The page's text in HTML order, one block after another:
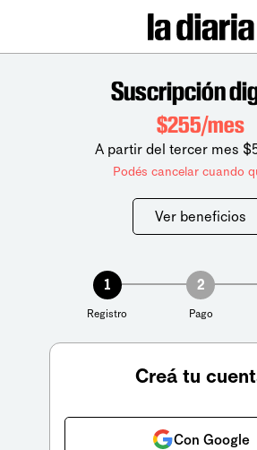
Suscripción
$255/mes
A partir del tercer mes
Podés cancelar cuando
Ver beneficios
1
Registro
2
Pago
Creá tu
Con Google